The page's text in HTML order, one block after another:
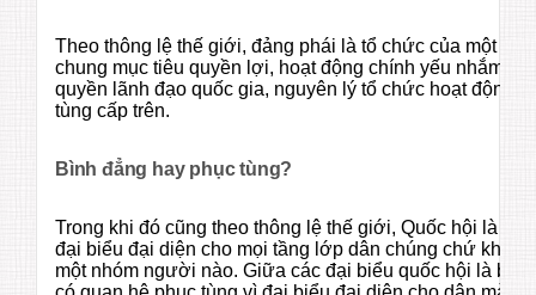
Theo thông lệ thế giới, đảng phái là tổ chức của một
chung mục tiêu quyền lợi, hoạt động chính yếu nhắm
quyền lãnh đạo quốc gia, nguyên lý tổ chức hoạt động
tùng cấp trên.
Bình đẳng hay phục tùng?
Trong khi đó cũng theo thông lệ thế giới, Quốc hội là tổ
đại biểu đại diện cho mọi tầng lớp dân chúng chứ
một nhóm người nào. Giữa các đại biểu quốc hội là